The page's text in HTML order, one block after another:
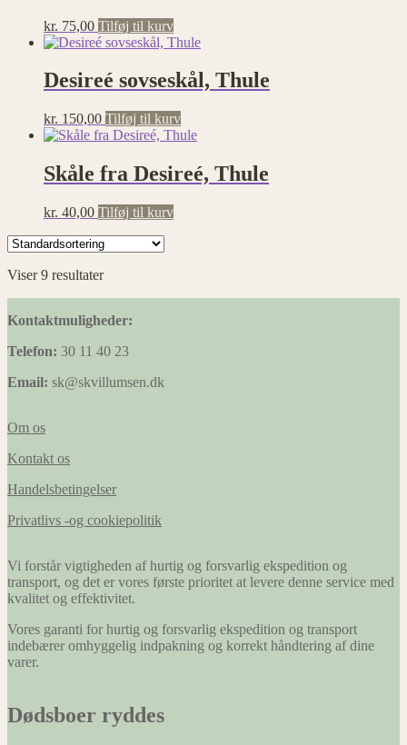
kr. 75,00 Tilføj til kurv
Desireé sovseskål, Thule
kr. 150,00 Tilføj til kurv
Skåle fra Desireé, Thule
kr. 40,00 Tilføj til kurv
Viser 9 resultater
Kontaktmuligheder:
Telefon: 30 11 40 23
Email: sk@skvillumsen.dk
Om os
Kontakt os
Handelsbetingelser
Privatlivs -og cookiepolitik
Vi forstår vigtigheden af hurtig og forsvarlig ekspedition og
transport, og det er vores første prioritet at levere denne service med
kvalitet og effektivitet.
Vores garanti for hurtig og forsvarlig ekspedition og transport
indebærer omhyggelig indpakning og korrekt håndtering af dine
varer.
Dødsboer ryddes